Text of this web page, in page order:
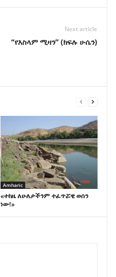
Next article
“የእስላም ሚዛን” (ክፍሉ ሁሴን)
Amharic
«ተከዜ ለሁለታችንም ተፈጥሯዊ ወሰን
ነው!»